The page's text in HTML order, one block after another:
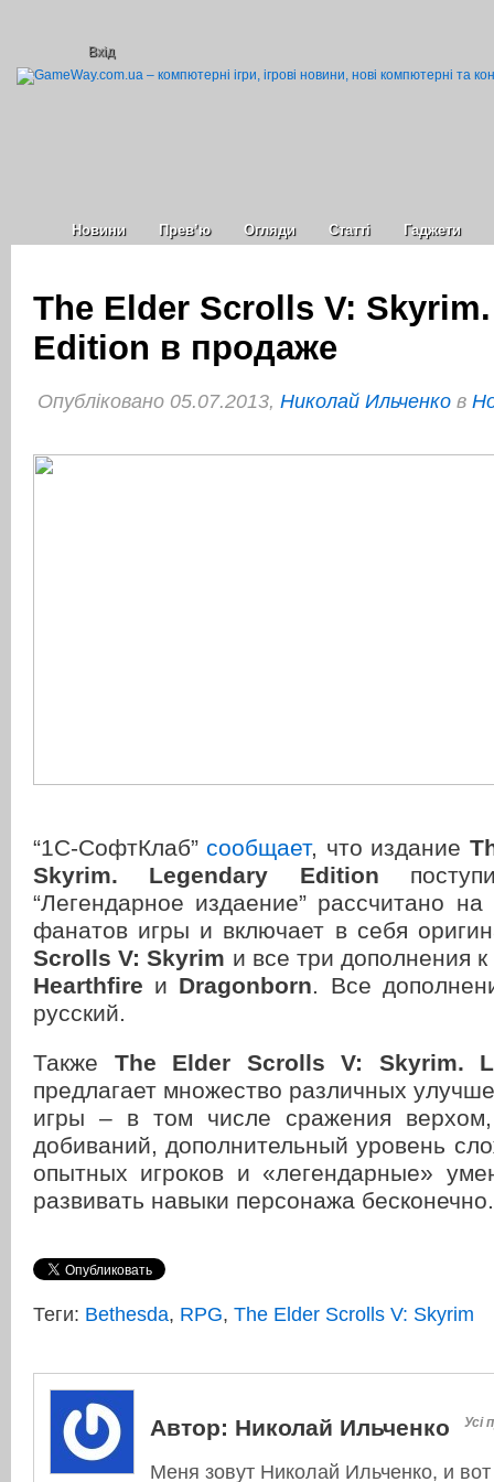
Вхід
Новини Прев’ю Огляди Статті Гаджети
The Elder Scrolls V:
Edition в продаже
Опубліковано 05.07.2013, Николай Ильченко в
“1С-СофтКлаб”сообщает, что издание
Skyrim. Legendary Edition
“Легендарное издаение” рассчитано
фанатов игры и включает в себя
Scrolls V: Skyrim и все три дополнения
Hearthfire и Dragonborn. Все
русский.
Также The Elder Scrolls V: Skyrim.
предлагает множество различных
игры – в том числе сражения
добиваний, дополнительный уровень
опытных игроков и «легендарные»
развивать навыки персонажа бесконечно.
Теги: Bethesda, RPG, The Elder Scrolls V: Skyrim
Автор: Николай Ильченко Усі
Меня зовут Николай Ильченко, и